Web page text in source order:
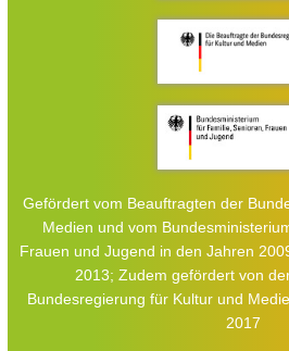
Gefördert vom Beauftragten der
Medien und vom
Frauen und Jugend in den Jahren
2013; Zudem gefördert von
Bundesregierung für Kultur und
2017